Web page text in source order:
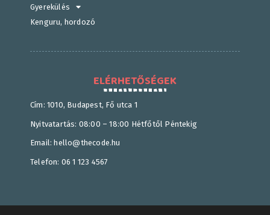
Gyerekülés
Kenguru, hordozó
ELÉRHETŐSÉGEK
Cím: 1010, Budapest, Fő utca 1
Nyitvatartás: 08:00 – 18:00 Hétfőtől Péntekig
Email: hello@thecode.hu
Telefon: 06 1 123 4567